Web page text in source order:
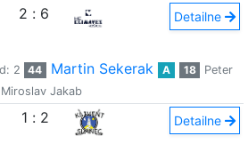
2 : 6 Detailne
2 44 Martin Sekerak A 18
Peter
Miroslav Jakab
1 : 2 Detailne